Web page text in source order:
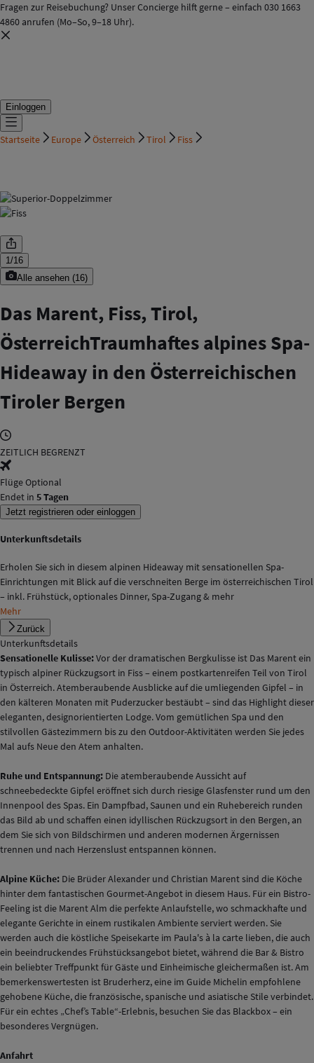
Fragen zur Reisebuchung? Unser Concierge hilft gerne – einfach 030 1663
4860 anrufen (Mo–So, 9–18 Uhr).
Einloggen
Startseite Europe Österreich Tirol Fiss
1/16
Alle ansehen (16)
Das Marent, Fiss, Tirol,
ÖsterreichTraumhaftes alpines Spa-
Hideaway in den Österreichischen
Tiroler Bergen
ZEITLICH BEGRENZT
Flüge Optional
Endet in 5 Tagen
Jetzt registrieren oder einloggen
Unterkunftsdetails
Erholen Sie sich in diesem alpinen Hideaway mit sensationellen Spa-
Einrichtungen mit Blick auf die verschneiten Berge im österreichischen Tirol
– inkl. Frühstück, optionales Dinner, Spa-Zugang & mehr
Mehr
Zurück
Unterkunftsdetails
Sensationelle Kulisse:Vor der dramatischen Bergkulisse ist Das Marent ein
typisch alpiner Rückzugsort in Fiss – einem postkartenreifen Teil von Tirol
in Österreich. Atemberaubende Ausblicke auf die umliegenden Gipfel – in
den kälteren Monaten mit Puderzucker bestäubt – sind das Highlight dieser
eleganten, designorientierten Lodge. Vom gemütlichen Spa und den
stilvollen Gästezimmern bis zu den Outdoor-Aktivitäten werden Sie jedes
Mal aufs Neue den Atem anhalten.
Ruhe und Entspannung: Die atemberaubende Aussicht auf
schneebedeckte Gipfel eröffnet sich durch riesige Glasfenster rund um den
Innenpool des Spas. Ein Dampfbad, Saunen und ein Ruhebereich runden
das Bild ab und schaffen einen idyllischen Rückzugsort in den Bergen, an
dem Sie sich von Bildschirmen und anderen modernen Ärgernissen
trennen und nach Herzenslust entspannen können.
Alpine Küche: Die Brüder Alexander und Christian Marent sind die Köche
hinter dem fantastischen Gourmet-Angebot in diesem Haus. Für ein Bistro-
Feeling ist die Marent Alm die perfekte Anlaufstelle, wo schmackhafte und
elegante Gerichte in einem rustikalen Ambiente serviert werden. Sie
werden auch die köstliche Speisekarte im Paula's à la carte lieben, die auch
ein beeindruckendes Frühstücksangebot bietet, während die Bar & Bistro
ein beliebter Treffpunkt für Gäste und Einheimische gleichermaßen ist. Am
bemerkenswertesten ist Bruderherz, eine im Guide Michelin empfohlene
gehobene Küche, die französische, spanische und asiatische Stile verbindet.
Für ein echtes „Chef’s Table“-Erlebnis, besuchen Sie das Blackbox – ein
besonderes Vergnügen.
Anfahrt